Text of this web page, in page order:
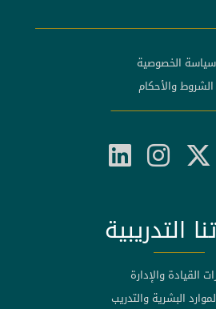
سياسة الخصوصية
الشروط والأحكام
التدريبية
القيادة والإدارة
البشرية والتدريب